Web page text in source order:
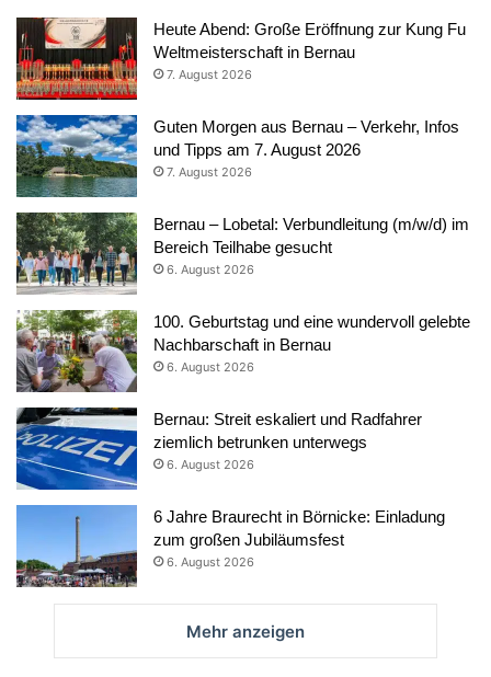
Heute Abend: Große Eröffnung zur Kung Fu
Weltmeisterschaft in Bernau
7. August 2026
Guten Morgen aus Bernau – Verkehr, Infos
und Tipps am 7. August 2026
7. August 2026
Bernau – Lobetal: Verbundleitung (m/w/d) im
Bereich Teilhabe gesucht
6. August 2026
100. Geburtstag und eine wundervoll gelebte
Nachbarschaft in Bernau
6. August 2026
Bernau: Streit eskaliert und Radfahrer
ziemlich betrunken unterwegs
6. August 2026
6 Jahre Braurecht in Börnicke: Einladung
zum großen Jubiläumsfest
6. August 2026
Mehr anzeigen